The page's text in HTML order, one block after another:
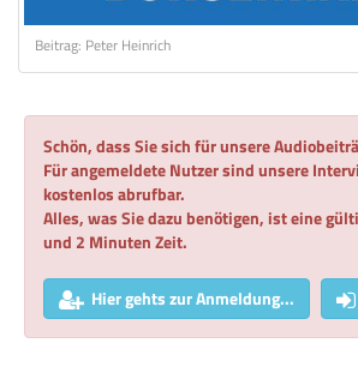
Beitrag: Peter Heinrich
Schön, dass Sie sich für unsere
Für angemeldete Nutzer sind unsere
kostenlos abrufbar.
Alles, was Sie dazu benötigen, ist eine
und 2 Minuten Zeit.
Hier gehts zur Anmeldung...